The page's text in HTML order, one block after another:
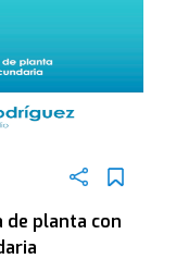
de planta con